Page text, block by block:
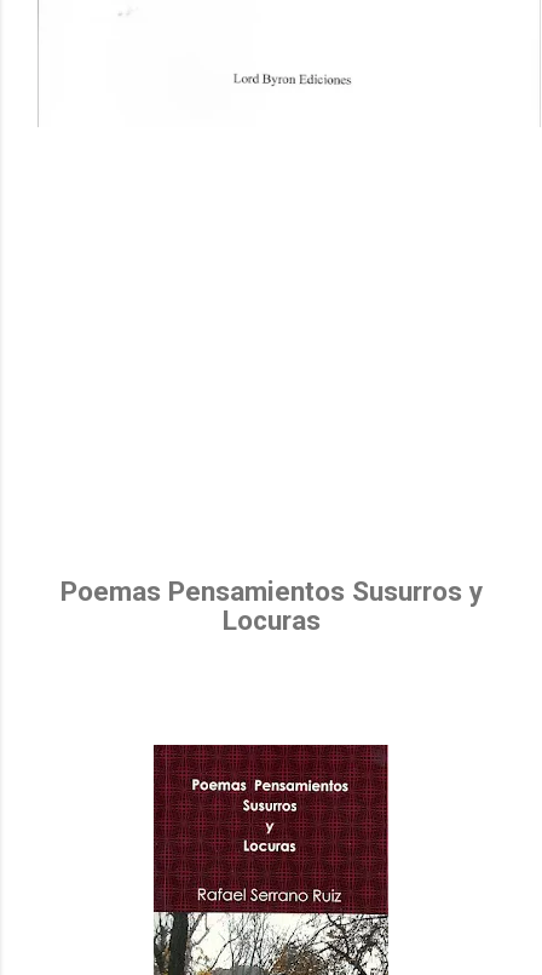
Poemas Pensamientos Susurros y
Locuras